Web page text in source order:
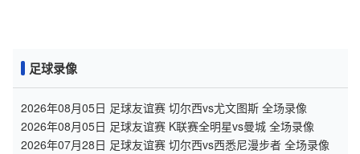
足球录像
2026年08月05日 足球友谊赛 切尔西vs尤文图斯 全场录像
2026年08月05日 足球友谊赛 K联赛全明星vs曼城 全场录像
2026年07月28日 足球友谊赛 切尔西vs西悉尼漫步者 全场录像